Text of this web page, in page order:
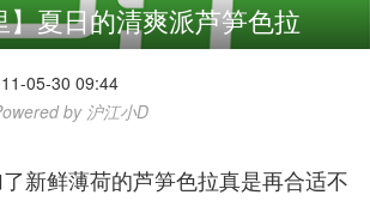
】夏日的清爽派芦笋色拉
05-30 09:44
by 沪江小D
新鲜薄荷的芦笋色拉真是再合适不